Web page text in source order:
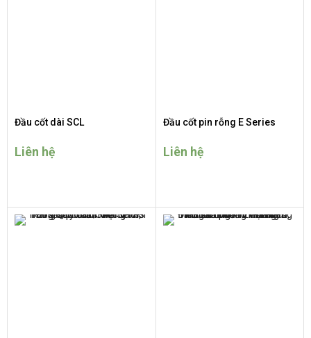
Đầu cốt dài SCL
Liên hệ
Đầu cốt pin rỗng E Series
Liên hệ